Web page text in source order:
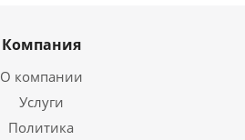
Компания
О компании
Услуги
Политика